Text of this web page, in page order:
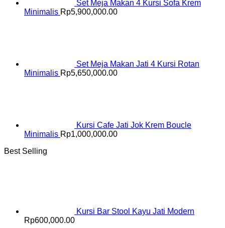
Set Meja Makan 4 Kursi Sofa Krem
Minimalis Rp5,900,000.00
Set Meja Makan Jati 4 Kursi Rotan
Minimalis Rp5,650,000.00
Kursi Cafe Jati Jok Krem Boucle
Minimalis Rp1,000,000.00
Best Selling
Kursi Bar Stool Kayu Jati Modern
Rp600,000.00